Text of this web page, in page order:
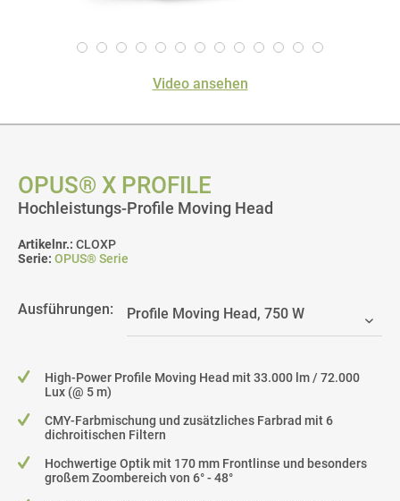
Video ansehen
OPUS® X PROFILE
Hochleistungs-Profile Moving Head
Artikelnr.: CLOXP
Serie: OPUS® Serie
Ausführungen:
High-Power Profile Moving Head mit 33.000 lm / 72.000
Lux (@ 5 m)
CMY-Farbmischung und zusätzliches Farbrad mit 6
dichroitischen Filtern
Hochwertige Optik mit 170 mm Frontlinse und besonders
großem Zoombereich von 6° - 48°